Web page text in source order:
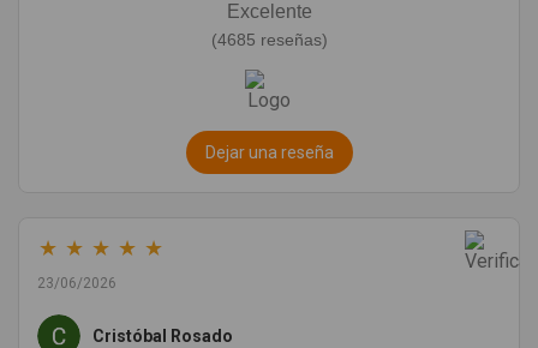
Excelente
(4685 reseñas)
Dejar una reseña
★ ★ ★ ★ ★
23/06/2026
Cristóbal Rosado